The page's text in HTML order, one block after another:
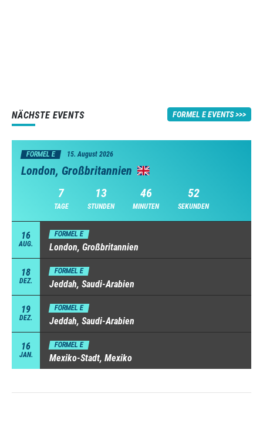
NÄCHSTE EVENTS FORMEL E EVENTS
FORMEL E 15. August 2026
London, Großbritannien
7
TAGE
13
STUNDEN
46
MINUTEN
52
SEKUNDEN
16
AUG.
FORMEL E
London, Großbritannien
18
DEZ.
FORMEL E
Jeddah, Saudi-Arabien
19
DEZ.
FORMEL E
Jeddah, Saudi-Arabien
16
JAN.
FORMEL E
Mexiko-Stadt, Mexiko